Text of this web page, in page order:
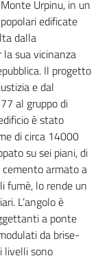
Urpinu, in un
edificate
dalla
sua vicinanza
Il progetto
e dal
al gruppo di
è stato
di circa 14000
su sei piani, di
cemento armato a
fumè, lo rende un
L’angolo è
a ponte
da brise-
livelli sono